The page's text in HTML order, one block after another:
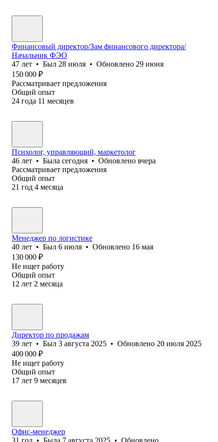
Финансовый директор/Зам финансового директора/
Начальник ФЭО
47 лет • Был 28 июля • Обновлено 29 июня
150 000 ₽
Рассматривает предложения
Общий опыт
24 года 11 месяцев
Психолог, управляющий, маркетолог
46 лет • Была сегодня • Обновлено вчера
Рассматривает предложения
Общий опыт
21 год 4 месяца
Менеджер по логистике
40 лет • Был 6 июля • Обновлено 16 мая
130 000 ₽
Не ищет работу
Общий опыт
12 лет 2 месяца
Директор по продажам
39 лет • Был 3 августа 2025 • Обновлено 20 июля 2025
400 000 ₽
Не ищет работу
Общий опыт
17 лет 9 месяцев
Офис-менеджер
31 год • Была 7 августа 2025 • Обновлено